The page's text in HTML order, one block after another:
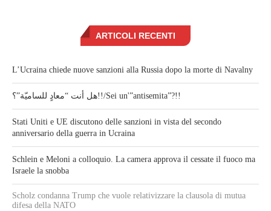
ARTICOLI RECENTI
L’Ucraina chiede nuove sanzioni alla Russia dopo la morte di Navalny
هل أنت “معادٍ للساميّة”؟!!/Sei un'”antisemita”?!!
Stati Uniti e UE discutono delle sanzioni in vista del secondo
anniversario della guerra in Ucraina
Schlein e Meloni a colloquio. La camera approva il cessate il fuoco ma
Israele la snobba
Scholz condanna Trump che vuole relativizzare la clausola di mutua
difesa della NATO